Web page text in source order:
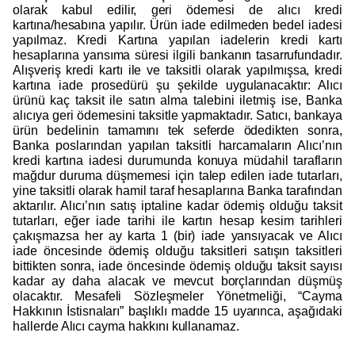
olarak kabul edilir, geri ödemesi de alıcı kredi
kartına/hesabına yapılır. Ürün iade edilmeden bedel iadesi
yapılmaz. Kredi Kartına yapılan iadelerin kredi kartı
hesaplarına yansıma süresi ilgili bankanın tasarrufundadır.
Alışveriş kredi kartı ile ve taksitli olarak yapılmışsa, kredi
kartına iade prosedürü şu şekilde uygulanacaktır: Alıcı
ürünü kaç taksit ile satın alma talebini iletmiş ise, Banka
alıcıya geri ödemesini taksitle yapmaktadır. Satıcı, bankaya
ürün bedelinin tamamını tek seferde ödedikten sonra,
Banka poslarından yapılan taksitli harcamaların Alıcı’nın
kredi kartına iadesi durumunda konuya müdahil tarafların
mağdur duruma düşmemesi için talep edilen iade tutarları,
yine taksitli olarak hamil taraf hesaplarına Banka tarafından
aktarılır. Alıcı’nın satış iptaline kadar ödemiş olduğu taksit
tutarları, eğer iade tarihi ile kartın hesap kesim tarihleri
çakışmazsa her ay karta 1 (bir) iade yansıyacak ve Alıcı
iade öncesinde ödemiş olduğu taksitleri satışın taksitleri
bittikten sonra, iade öncesinde ödemiş olduğu taksit sayısı
kadar ay daha alacak ve mevcut borçlarından düşmüş
olacaktır. Mesafeli Sözleşmeler Yönetmeliği, “Cayma
Hakkının İstisnaları” başlıklı madde 15 uyarınca, aşağıdaki
hallerde Alıcı cayma hakkını kullanamaz.